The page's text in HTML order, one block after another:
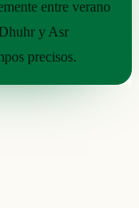
entre verano
y Asr
precisos.